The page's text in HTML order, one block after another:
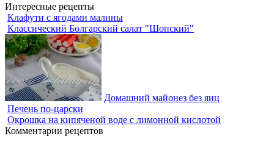
Интересные рецепты
Клафути с ягодами малины
Классический Болгарский салат "Шопский"
Домашний майонез без яиц
Печень по-царски
Окрошка на кипяченой воде с лимонной кислотой
Комментарии рецептов